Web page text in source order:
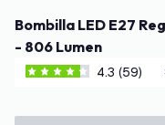
Bombilla LED E27 Regulable Filamento - 7.5W - 2700K
- 806 Lumen
4.3 estrellas de4.3 (59)